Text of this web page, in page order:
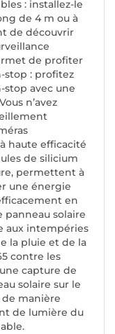
: installez-le
de 4 m ou à
de découvrir
de profiter
: profitez
avec une
n’avez
haute efficacité
de silicium
permettent à
une énergie
en
panneau solaire
aux intempéries
la pluie et de la
contre les
capture de
solaire sur le
manière
de lumière du